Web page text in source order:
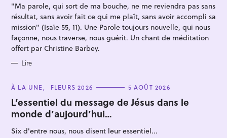
E
"Ma parole, qui sort de ma bouche, ne me reviendra pas sans
résultat, sans avoir fait ce qui me plaît, sans avoir accompli sa
mission" (Isaïe 55, 11). Une Parole toujours nouvelle, qui nous
façonne, nous traverse, nous guérit. Un chant de méditation
offert par Christine Barbey.
Lire
C
T
E
G
O
I
À LA UNE FLEURS 2026 5 AOÛT 2026
L’essentiel du message de Jésus dans le
monde d’aujourd’hui…
Six d'entre nous, nous disent leur essentiel...
R
e
c
e
c
h
e
r